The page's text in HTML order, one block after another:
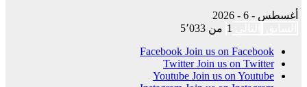
أغسطس - 6 - 2026
1 من 5٬033
Facebook Join us on Facebook
Twitter Join us on Twitter
Youtube Join us on Youtube